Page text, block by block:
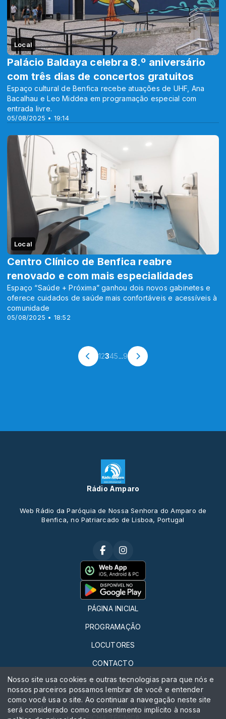
Local
05/08/2025 • 19:14
Palácio Baldaya celebra 8.º aniversário
com três dias de concertos gratuitos
Espaço cultural de Benfica recebe atuações de UHF, Ana
Bacalhau e Leo Middea em programação especial com
entrada livre.
Local
05/08/2025 • 18:52
Centro Clínico de Benfica reabre
renovado e com mais especialidades
Espaço “Saúde + Próxima” ganhou dois novos gabinetes e
oferece cuidados de saúde mais confortáveis e acessíveis à
comunidade
12345...9
Rádio Amparo
Web Rádio da Paróquia de Nossa Senhora do Amparo de
Benfica, no Patriarcado de Lisboa, Portugal
PÁGINA INICIAL
PROGRAMAÇÃO
LOCUTORES
CONTACTO
QUERO FAZER RÁDIO
ESTATUTO EDITORIAL
Nosso site usa cookies e outras tecnologias para que nós e
nossos parceiros possamos lembrar de você e entender
como você usa o site. Ao continuar a navegação neste site
será considerado como consentimento implícito à nossa